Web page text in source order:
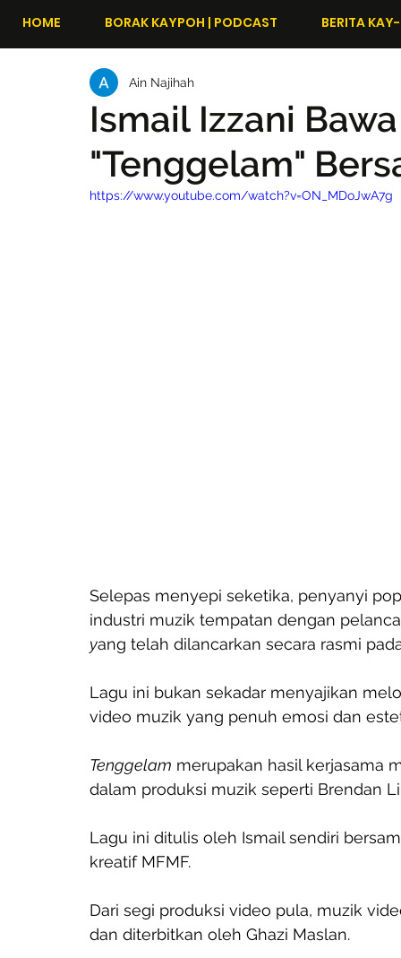
HOME BORAK KAYPOH | PODCAST BERITA
Ismail Izzani
"Tenggelam"
Ain Najihah
https://www.youtube.com/watch?v=ON_MDoJwA7g
Selepas menyepi seketika, penyanyi
industri muzik tempatan dengan
yang telah dilancarkan secara rasmi
Lagu ini bukan sekadar menyajikan
video muzik yang penuh emosi dan
Tenggelam merupakan hasil kerjasama
dalam produksi muzik seperti Brendan
Lagu ini ditulis oleh Ismail sendiri
kreatif MFMF.
Dari segi produksi video pula, muzik
dan diterbitkan oleh Ghazi Maslan.